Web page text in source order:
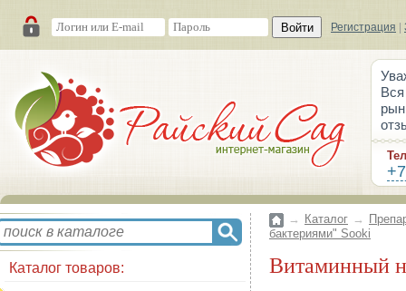
Войти Регистрация
Каталог товаров:
→ Каталог →
бактериями" Sooki
Витаминный